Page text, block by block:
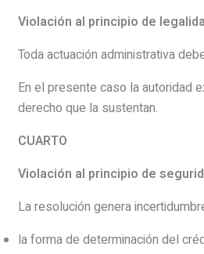
Violación al principio de
Toda actuación administrativa
En el presente caso la autoridad
derecho que la sustentan.
CUARTO
Violación al principio de
La resolución genera
la forma de determinación del